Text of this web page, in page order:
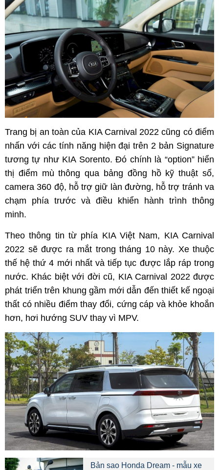
Trang bị an toàn của KIA Carnival 2022 cũng có điểm
nhấn với các tính năng hiện đại trên 2 bản Signature
tương tự như KIA Sorento. Đó chính là “option” hiển
thị điểm mù thông qua bảng đồng hồ kỹ thuật số,
camera 360 độ, hỗ trợ giữ làn đường, hỗ trợ tránh va
chạm phía trước và điều khiển hành trình thông
minh.
Theo thông tin từ phía KIA Việt Nam, KIA Carnival
2022 sẽ được ra mắt trong tháng 10 này. Xe thuộc
thế hệ thứ 4 mới nhất và tiếp tục được lắp ráp trong
nước. Khác biệt với đời cũ, KIA Carnival 2022 được
phát triển trên khung gầm mới dẫn đến thiết kế ngoại
thất có nhiều điểm thay đổi, cứng cáp và khỏe khoắn
hơn, hơi hướng SUV thay vì MPV.
Bản sao Honda Dream - mẫu xe